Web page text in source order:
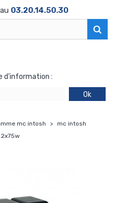
03.20.14.50.30
d'information :
Ok
mc intosh > mc intosh